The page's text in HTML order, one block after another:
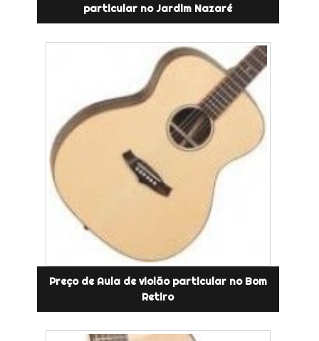
particular no Jardim Nazaré
Preço de Aula de violão particular no Bom
Retiro